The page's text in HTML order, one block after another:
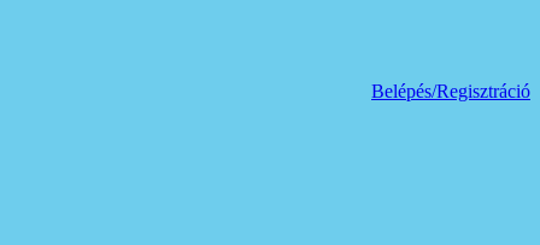
Belépés/Regisztráció